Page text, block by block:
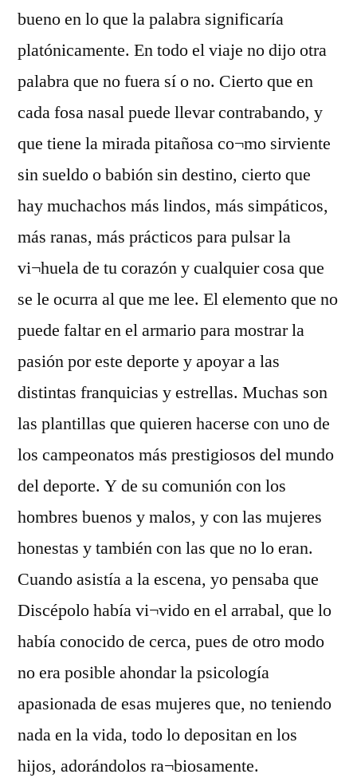
bueno en lo que la palabra significaría
platónicamente. En todo el viaje no dijo otra
palabra que no fuera sí o no. Cierto que en
cada fosa nasal puede llevar contrabando, y
que tiene la mirada pitañosa co¬mo sirviente
sin sueldo o babión sin destino, cierto que
hay muchachos más lindos, más simpáticos,
más ranas, más prácticos para pulsar la
vi¬huela de tu corazón y cualquier cosa que
se le ocurra al que me lee. El elemento que no
puede faltar en el armario para mostrar la
pasión por este deporte y apoyar a las
distintas franquicias y estrellas. Muchas son
las plantillas que quieren hacerse con uno de
los campeonatos más prestigiosos del mundo
del deporte. Y de su comunión con los
hombres buenos y malos, y con las mujeres
honestas y también con las que no lo eran.
Cuando asistía a la escena, yo pensaba que
Discépolo había vi¬vido en el arrabal, que lo
había conocido de cerca, pues de otro modo
no era posible ahondar la psicología
apasionada de esas mujeres que, no teniendo
nada en la vida, todo lo depositan en los
hijos, adorándolos ra¬biosamente.